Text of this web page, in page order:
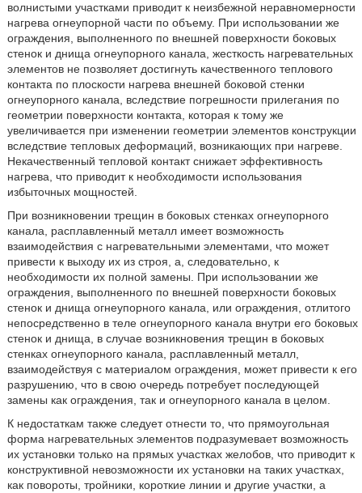
волнистыми участками приводит к неизбежной неравномерности
нагрева огнеупорной части по объему. При использовании же
ограждения, выполненного по внешней поверхности боковых
стенок и днища огнеупорного канала, жесткость нагревательных
элементов не позволяет достигнуть качественного теплового
контакта по плоскости нагрева внешней боковой стенки
огнеупорного канала, вследствие погрешности прилегания по
геометрии поверхности контакта, которая к тому же
увеличивается при изменении геометрии элементов конструкции
вследствие тепловых деформаций, возникающих при нагреве.
Некачественный тепловой контакт снижает эффективность
нагрева, что приводит к необходимости использования
избыточных мощностей.
При возникновении трещин в боковых стенках огнеупорного
канала, расплавленный металл имеет возможность
взаимодействия с нагревательными элементами, что может
привести к выходу их из строя, а, следовательно, к
необходимости их полной замены. При использовании же
ограждения, выполненного по внешней поверхности боковых
стенок и днища огнеупорного канала, или ограждения, отлитого
непосредственно в теле огнеупорного канала внутри его боковых
стенок и днища, в случае возникновения трещин в боковых
стенках огнеупорного канала, расплавленный металл,
взаимодействуя с материалом ограждения, может привести к его
разрушению, что в свою очередь потребует последующей
замены как ограждения, так и огнеупорного канала в целом.
К недостаткам также следует отнести то, что прямоугольная
форма нагревательных элементов подразумевает возможность
их установки только на прямых участках желобов, что приводит к
конструктивной невозможности их установки на таких участках,
как повороты, тройники, короткие линии и другие участки, а